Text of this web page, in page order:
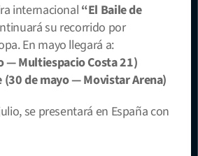
internacional “El Baile de
su recorrido por
En mayo llegará a:
— Multiespacio Costa 21)
(30 de mayo — Movistar Arena)
se presentará en España con